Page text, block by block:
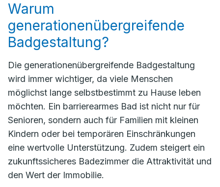
Warum
generationenübergreifende
Badgestaltung?
Die generationenübergreifende Badgestaltung
wird immer wichtiger, da viele Menschen
möglichst lange selbstbestimmt zu Hause leben
möchten. Ein barrierearmes Bad ist nicht nur für
Senioren, sondern auch für Familien mit kleinen
Kindern oder bei temporären Einschränkungen
eine wertvolle Unterstützung. Zudem steigert ein
zukunftssicheres Badezimmer die Attraktivität und
den Wert der Immobilie.